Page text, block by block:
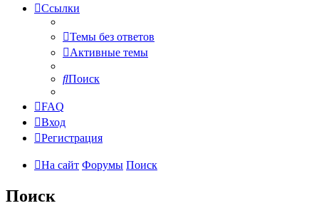
Ссылки
Темы без ответов
Активные темы
Поиск
FAQ
Вход
Регистрация
На сайт Форумы Поиск
Поиск